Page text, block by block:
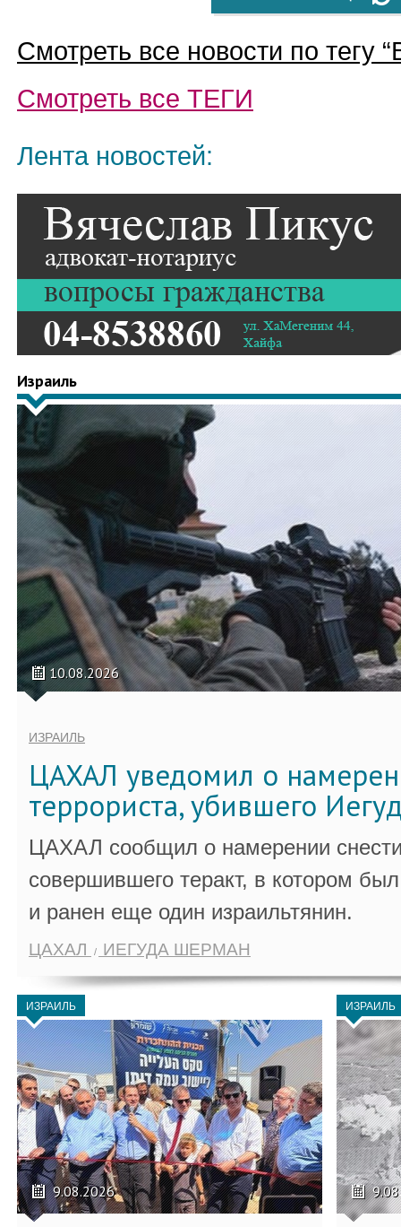
Смотреть все новости по тегу “
Смотреть все ТЕГИ
Лента новостей:
Израиль
10.08.2026
ИЗРАИЛЬ
ЦАХАЛ уведомил о
террориста, убившего
ЦАХАЛ сообщил о намерении
совершившего теракт, в котором
и ранен еще один израильтянин.
ЦАХАЛ ИЕГУДА ШЕРМАН
ИЗРАИЛЬ
9.08.2026
ИЗРАИЛЬ